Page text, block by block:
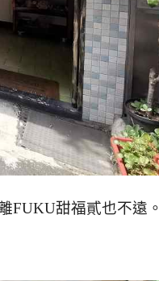
FUKU甜福貳也不遠。